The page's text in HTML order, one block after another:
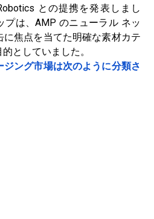
との提携を発表しまし
プは、AMP のニューラル ネッ
に焦点を当てた明確な素材カテ
としていました。
ング市場は次のように分類さ